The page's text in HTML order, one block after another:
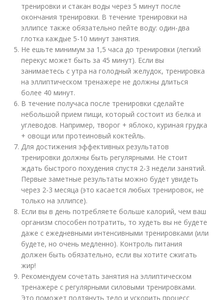
тренировки и стакан воды через 5 минут после
окончания тренировки. В течение тренировки на
эллипсе также обязательно пейте воду: один-два
глотка каждые 5-10 минут занятия.
Не ешьте минимум за 1,5 часа до тренировки (легкий
перекус может быть за 45 минут). Если вы
занимаетесь с утра на голодный желудок, тренировка
на эллиптическом тренажере не должны длиться
более 40 минут.
В течение получаса после тренировки сделайте
небольшой прием пищи, который состоит из белка и
углеводов. Например, творог + яблоко, куриная грудка
+ овощи или протеиновый коктейль.
Для достижения эффективных результатов
тренировки должны быть регулярными. Не стоит
ждать быстрого похудения спустя 2-3 недели занятий.
Первые заметные результаты можно будет увидеть
через 2-3 месяца (это касается любых тренировок, не
только на эллипсе).
Если вы в день потребляете больше калорий, чем ваш
организм способен потратить, то худеть вы не будете
даже с ежедневными интенсивными тренировками (или
будете, но очень медленно). Контроль питания
должен быть обязательно, если вы хотите сжигать
жир!
Рекомендуем сочетать занятия на эллиптическом
тренажере с регулярными силовыми тренировками.
Это поможет подтянуть тело и ускорить процесс